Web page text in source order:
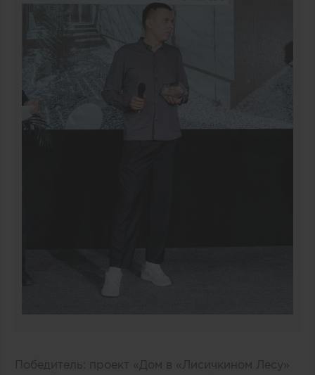
Победитель: проект «Дом в «Лисичкином Лесу»